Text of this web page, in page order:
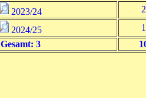
2023/24 2
2024/25
1
Gesamt: 3